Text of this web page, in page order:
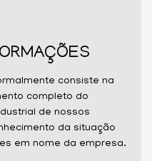
consiste na
completo do
de nossos
da situação
em nome da empresa.